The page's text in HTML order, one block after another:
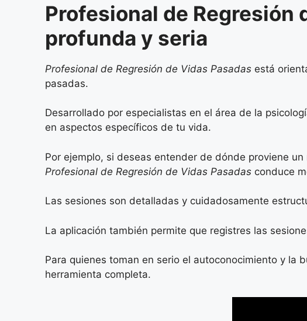
Profesional de Regresión
profunda y seria
Profesional de Regresión de Vidas Pasadas está
pasadas.
Desarrollado por especialistas en el área de la
en aspectos específicos de tu vida.
Por ejemplo, si deseas entender de dónde proviene
Profesional de Regresión de Vidas Pasadas conduce
Las sesiones son detalladas y cuidadosamente
La aplicación también permite que registres las
Para quienes toman en serio el autoconocimiento y la
herramienta completa.